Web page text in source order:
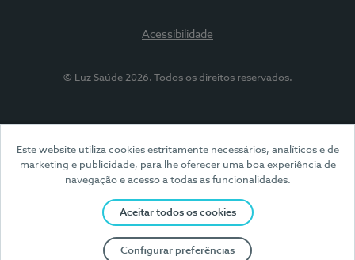
Este website utiliza cookies estritamente necessários, analíticos e de
marketing e publicidade, para lhe oferecer uma boa experiência de
navegação e acesso a todas as funcionalidades.
Aceitar todos os cookies
Configurar preferências
Acessibilidade
© Luz Saúde 2026. Todos os direitos reservados.